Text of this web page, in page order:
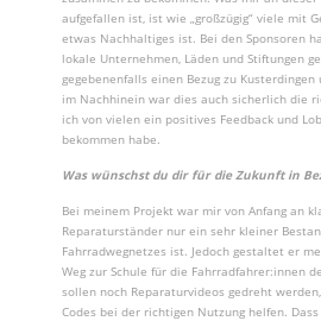
aufgefallen ist, ist wie „großzügig“ viele mit
etwas Nachhaltiges ist. Bei den Sponsoren
lokale Unternehmen, Läden und Stiftungen
gegebenenfalls einen Bezug zu Kusterdingen
im Nachhinein war dies auch sicherlich die
ich von vielen ein positives Feedback und
bekommen habe.
Was wünschst du dir für die Zukunft in
Bei meinem Projekt war mir von Anfang an
Reparaturständer nur ein sehr kleiner
Fahrradwegnetzes ist. Jedoch gestaltet er
Weg zur Schule für die Fahrradfahrer:innen
sollen noch Reparaturvideos gedreht
Codes bei der richtigen Nutzung helfen.